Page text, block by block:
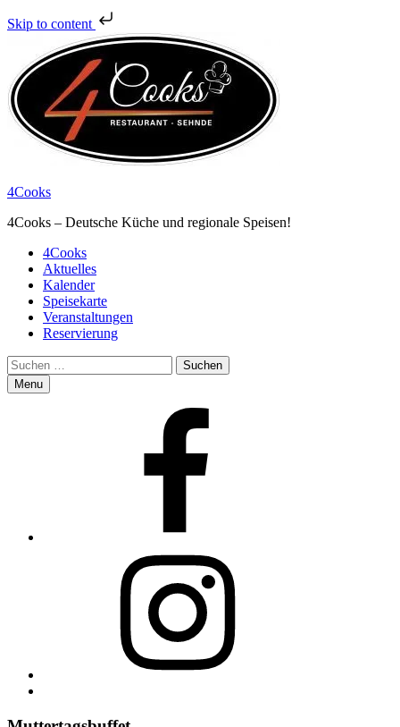
Skip to content
4Cooks
4Cooks – Deutsche Küche und regionale Speisen!
Primary
Menu
4Cooks
Aktuelles
Kalender
Speisekarte
Veranstaltungen
Reservierung
Search
Suchen
nach:
Menu
top